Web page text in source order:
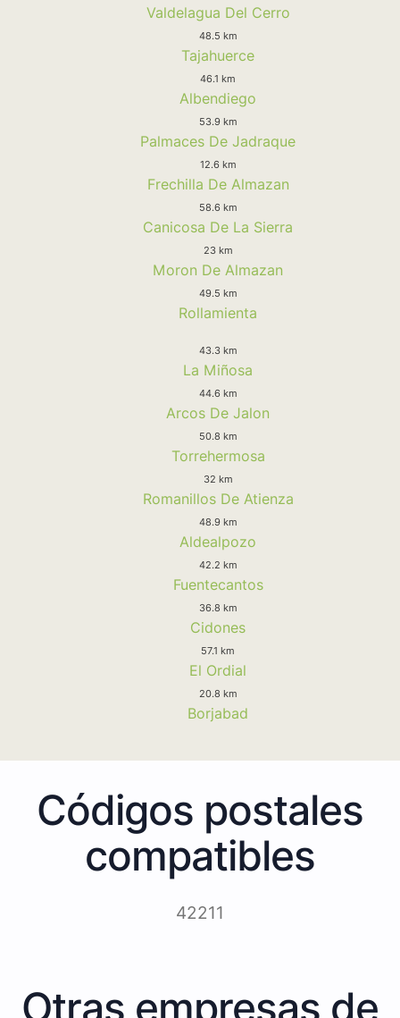
Valdelagua Del Cerro
48.5 km
Tajahuerce
46.1 km
Albendiego
53.9 km
Palmaces De Jadraque
12.6 km
Frechilla De Almazan
58.6 km
Canicosa De La Sierra
23 km
Moron De Almazan
49.5 km
Rollamienta
43.3 km
La Miñosa
44.6 km
Arcos De Jalon
50.8 km
Torrehermosa
32 km
Romanillos De Atienza
48.9 km
Aldealpozo
42.2 km
Fuentecantos
36.8 km
Cidones
57.1 km
El Ordial
20.8 km
Borjabad
Códigos postales
compatibles
42211
Otras empresas de